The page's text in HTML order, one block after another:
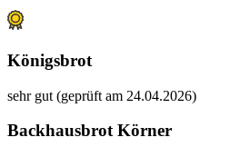
Königsbrot
sehr gut (geprüft am 24.04.2026)
Backhausbrot Körner